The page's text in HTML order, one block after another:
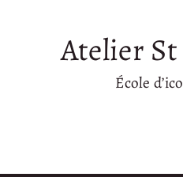
Atelier St
École